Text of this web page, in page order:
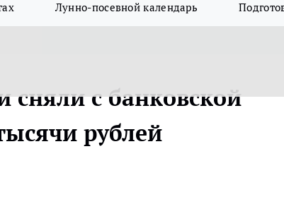
Лунно-посевной календарь
с банковской
рублей